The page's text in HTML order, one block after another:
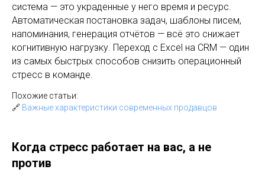
система — это украденные у него время и ресурс.
Автоматическая постановка задач, шаблоны писем,
напоминания, генерация отчётов — всё это снижает
когнитивную нагрузку. Переход с Excel на CRM — один
из самых быстрых способов снизить операционный
стресс в команде.
Похожие статьи:
🔗 Важные характеристики современных продавцов
Когда стресс работает на вас, а не
против